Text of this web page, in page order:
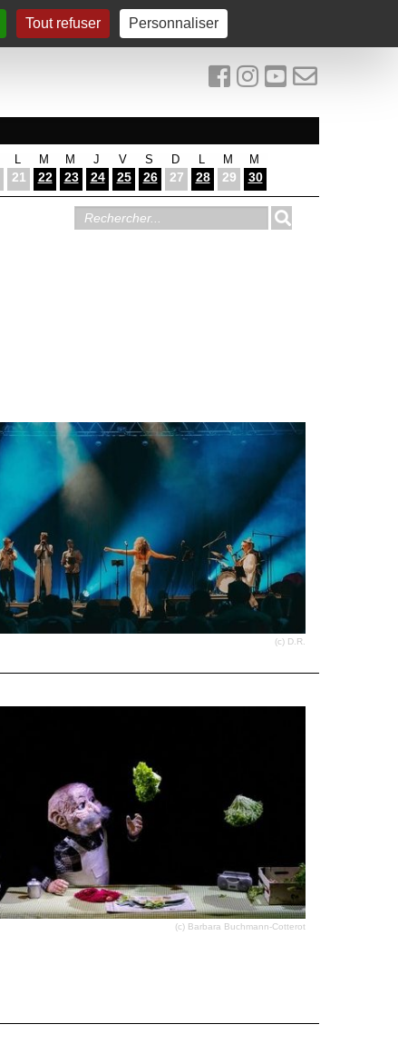
Tout refuser Personnaliser
21
M
22
M
23
J
24
V
25
S
26
D
27 28
M
29
M
30
(c) D.R.
(c) Barbara Buchmann-Cotterot